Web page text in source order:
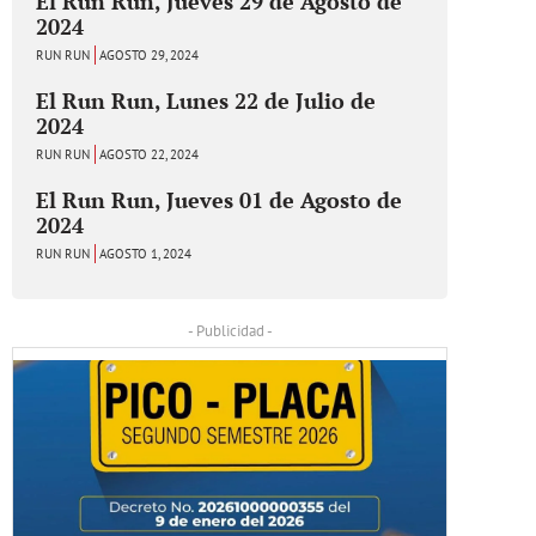
2024
RUN RUN AGOSTO 29, 2024
El Run Run, Lunes 22 de Julio de
2024
RUN RUN AGOSTO 22, 2024
El Run Run, Jueves 01 de Agosto de
2024
RUN RUN AGOSTO 1, 2024
- Publicidad -